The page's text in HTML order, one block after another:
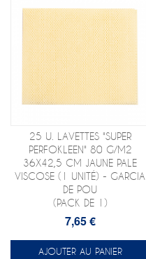
25 U. LAVETTES "SUPER
PERFOKLEEN" 80 G/M2
36X42,5 CM JAUNE PALE
VISCOSE (1 UNITÉ) - GARCIA
DE POU
(PACK DE 1)
7,65 €
AJOUTER AU PANIER